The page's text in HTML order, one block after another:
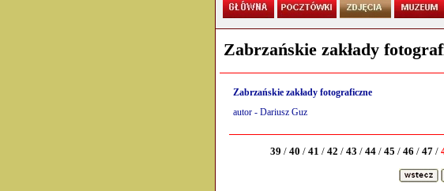
Zabrzańskie zakłady
Zabrzańskie zakłady fotograficzne
autor - Dariusz Guz
39 / 40 / 41 / 42 / 43 / 44 / 45 / 46 / 47 /